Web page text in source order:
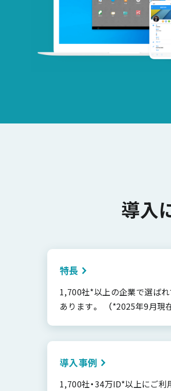
導入
特長
1,700社*以上の企業で選ば
あります。 （*2025年9月現
導入事例
1,700社・34万ID*以上にご利